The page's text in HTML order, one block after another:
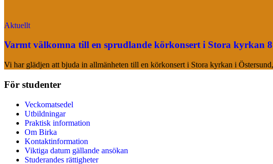
Aktuellt
Varmt välkomna till en sprudlande körkonsert i Stora kyrkan
Vi har glädjen att bjuda in allmänheten till en körkonsert i Stora kyrkan i
För studenter
Veckomatsedel
Utbildningar
Praktisk information
Om Birka
Kontaktinformation
Viktiga datum gällande ansökan
Studerandes rättigheter